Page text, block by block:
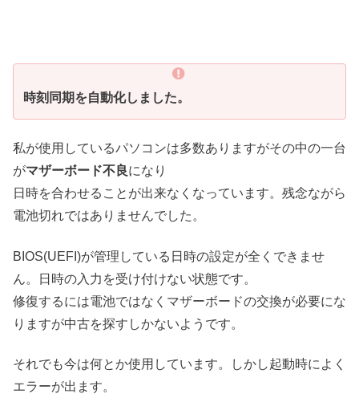
時刻同期を自動化しました。
私が使用しているパソコンは多数ありますがその中の一台
がマザーボード不良になり
日時を合わせることが出来なくなっています。残念ながら
電池切れではありませんでした。
BIOS(UEFI)が管理している日時の設定が全くできませ
ん。日時の入力を受け付けない状態です。
修復するには電池ではなくマザーボードの交換が必要にな
りますが中古を探すしかないようです。
それでも今は何とか使用しています。しかし起動時によく
エラーが出ます。